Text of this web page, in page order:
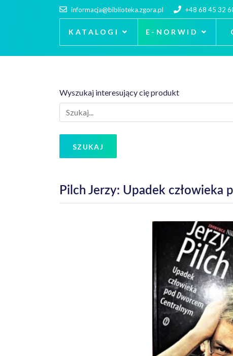
informacja@biblioteka.zgora.pl +48 68 45 32
KATALOGI E-NORWID
Wyszukaj interesujący cię produkt
SZUKAJ
Pilch Jerzy: Upadek człowieka